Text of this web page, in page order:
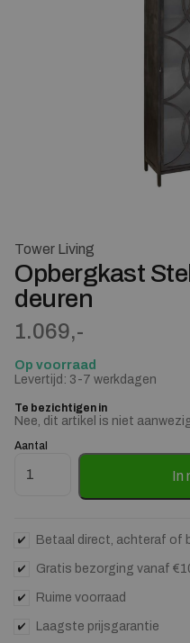
Tower Living
Opbergkast
deuren
1.069,-
Op voorraad
Levertijd: 3-7 werkdagen
Te bezichtigen in
Nee, dit artikel is niet
Aantal
Opbergkast Stelvio Gun
In
Betaal direct, achteraf of
Gratis bezorging vanaf
Ruime voorraad
Laagste prijsgarantie